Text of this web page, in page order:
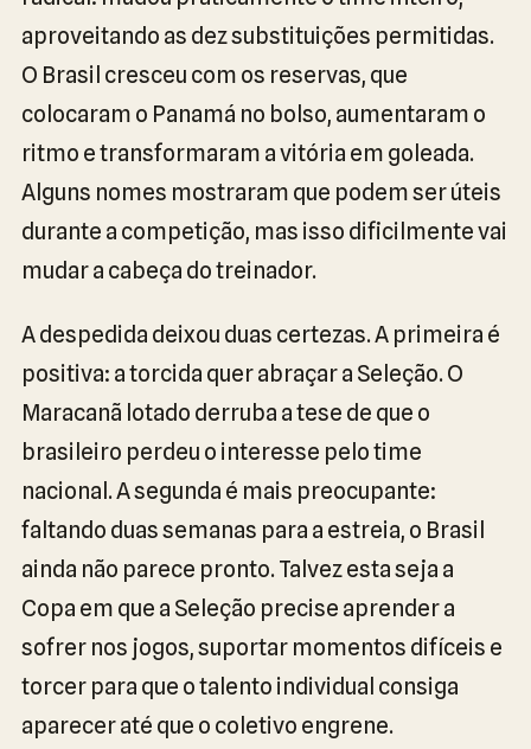
aproveitando as dez substituições permitidas.
O Brasil cresceu com os reservas, que
colocaram o Panamá no bolso, aumentaram o
ritmo e transformaram a vitória em goleada.
Alguns nomes mostraram que podem ser úteis
durante a competição, mas isso dificilmente vai
mudar a cabeça do treinador.
A despedida deixou duas certezas. A primeira é
positiva: a torcida quer abraçar a Seleção. O
Maracanã lotado derruba a tese de que o
brasileiro perdeu o interesse pelo time
nacional. A segunda é mais preocupante:
faltando duas semanas para a estreia, o Brasil
ainda não parece pronto. Talvez esta seja a
Copa em que a Seleção precise aprender a
sofrer nos jogos, suportar momentos difíceis e
torcer para que o talento individual consiga
aparecer até que o coletivo engrene.